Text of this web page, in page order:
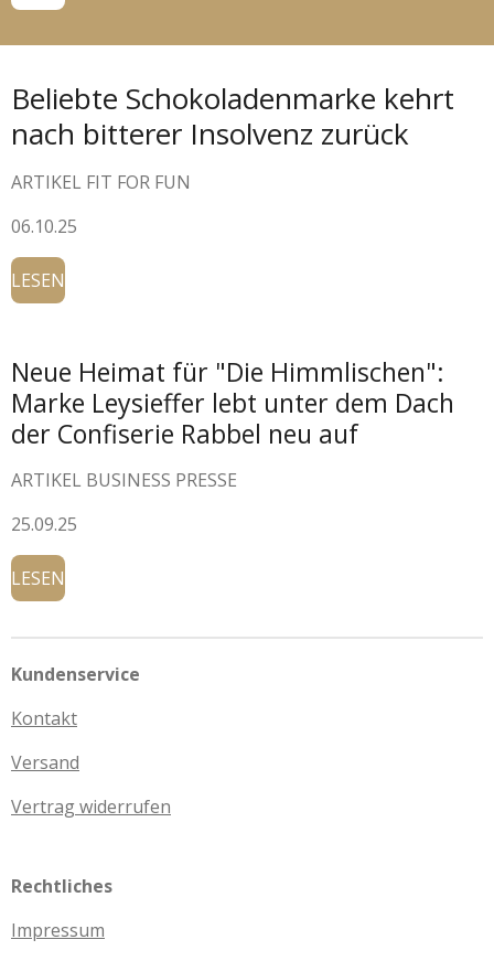
Beliebte Schokoladenmarke kehrt
nach bitterer Insolvenz zurück
ARTIKEL FIT FOR FUN
06.10.25
LESEN
Neue Heimat für "Die Himmlischen":
Marke Leysieffer lebt unter dem Dach
der Confiserie Rabbel neu auf
ARTIKEL BUSINESS PRESSE
25.09.25
LESEN
Kundenservice
Kontakt
Versand
Vertrag widerrufen
Rechtliches
Impressum